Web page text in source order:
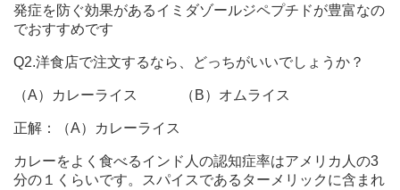
発症を防ぐ効果があるイミダゾールジペプチドが豊富なの
でおすすめです
Q2.洋食店で注文するなら、どっちがいいでしょうか？
（A）カレーライス （B）オムライス
正解：（A）カレーライス
カレーをよく食べるインド人の認知症率はアメリカ人の3
分の１くらいです。スパイスであるターメリックに含まれ